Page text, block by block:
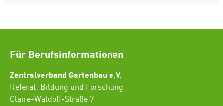
Für Berufsinformationen
Zentralverband Gartenbau e.V.
Referat: Bildung und Forschung
Claire-Waldoff-Straße 7